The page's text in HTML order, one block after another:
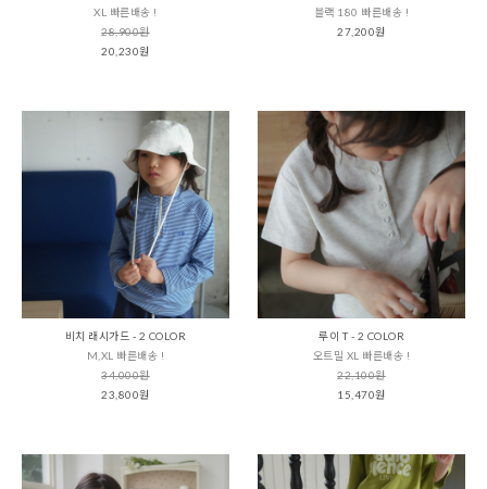
XL 빠른배송 !
28,900원
20,230원
블랙 180 빠른배송 !
27,200원
비치 래시가드 - 2 COLOR
M,XL 빠른배송 !
34,000원
23,800원
루이 T - 2 COLOR
오트밀 XL 빠른배송 !
22,100원
15,470원